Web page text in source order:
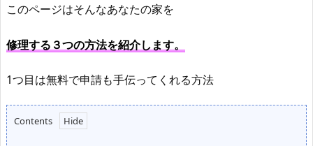
このページはそんなあなたの家を
修理する３つの方法を紹介します。
1つ目は無料で申請も手伝ってくれる方法
Contents